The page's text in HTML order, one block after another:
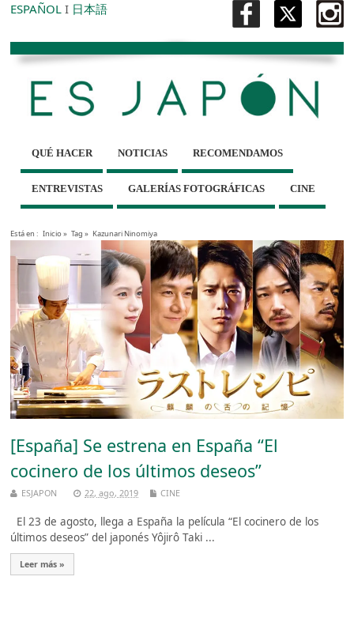
ESPAÑOL I 日本語
QUÉ HACER NOTICIAS RECOMENDAMOS
ENTREVISTAS GALERÍAS FOTOGRÁFICAS CINE
Está en : Inicio» Tag » Kazunari Ninomiya
[España] Se estrena en España “El
cocinero de los últimos deseos”
ESJAPON 22, ago, 2019 CINE
El 23 de agosto, llega a España la película “El cocinero de los
últimos deseos” del japonés Yôjirô Taki ...
Leer más »